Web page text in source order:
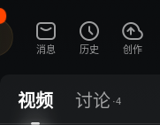
消息 历史 创作
视频 讨论 ·4